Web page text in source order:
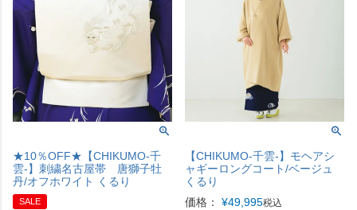
★10％OFF★【CHIKUMO-千
雲-】刺繍名古屋帯 唐獅子牡
丹/オフホワイト くるり
SALE
【CHIKUMO-千雲-】モヘアシ
ャギーロングコート/ベージュ
くるり
価格：
¥49,995税込